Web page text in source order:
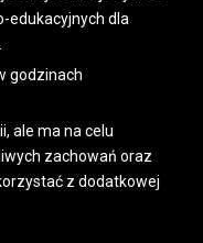
edukacyjnych dla
godzinach
ale ma na celu
zachowań oraz
z dodatkowej